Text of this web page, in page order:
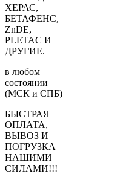
ХЕРАС,
БЕТАФЕНС,
ZnDE,
PLETAC И
ДРУГИЕ.
в любом
состоянии
(МСК и СПБ)
БЫСТРАЯ
ОПЛАТА,
ВЫВОЗ И
ПОГРУЗКА
НАШИМИ
СИЛАМИ!!!